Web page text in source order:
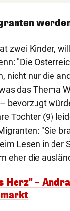
zwei Kinder,
"Die
nicht nur die
das Thema
bevorzugt
Tochter (9)
"Sie
Lesen in der
eher die
Herz" –